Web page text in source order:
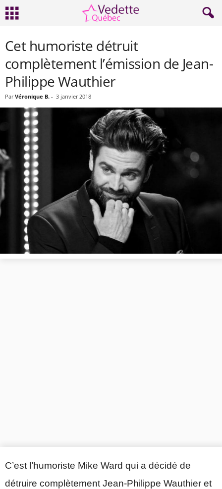
Cet humoriste détruit
complètement l’émission de Jean-
Philippe Wauthier
Par Véronique B. - 3 janvier 2018
C’est l’humoriste Mike Ward qui a décidé de
détruire complètement Jean-Philippe Wauthier et